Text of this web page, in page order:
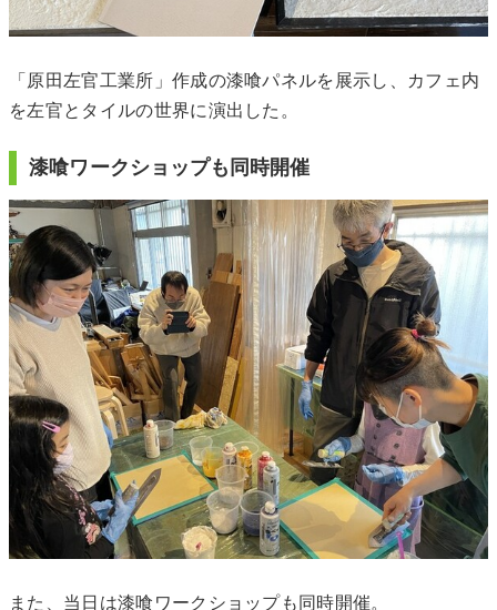
「原田左官工業所」作成の漆喰パネルを展示し、カフェ内
を左官とタイルの世界に演出した。
漆喰ワークショップも同時開催
また、当日は漆喰ワークショップも同時開催。